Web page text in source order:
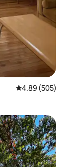
औसत रेटिंग 5 में से
4.89 (505)